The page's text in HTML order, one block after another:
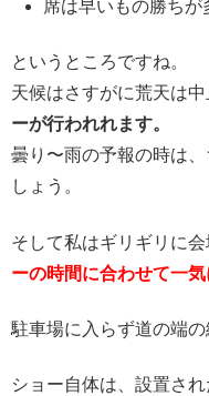
席は早いもの勝ちが
というところですね。
天候はさすがに荒天は
ーが行われれます。
曇り〜雨の予報の時は
しょう。
そして私はギリギリに
ーの時間に合わせて一
駐車場に入らず道の端の
ショー自体は、設置さ